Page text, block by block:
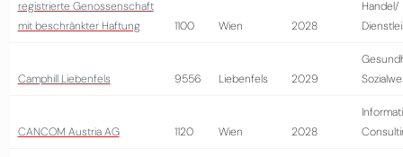
registrierte Genossenschaft
mit beschränkter Haftung
1100 Wien 2028
Handel/
Camphill Liebenfels 9556 Liebenfels 2029
CANCOM Austria AG 1120 Wien 2028